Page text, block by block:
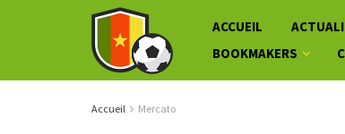
ACCUEIL
BOOKMAKERS
Accueil Mercato